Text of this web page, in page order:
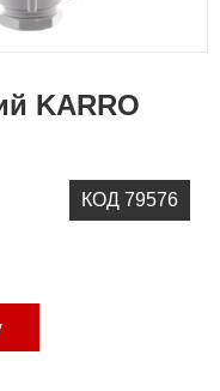
KARRO
КОД 79576